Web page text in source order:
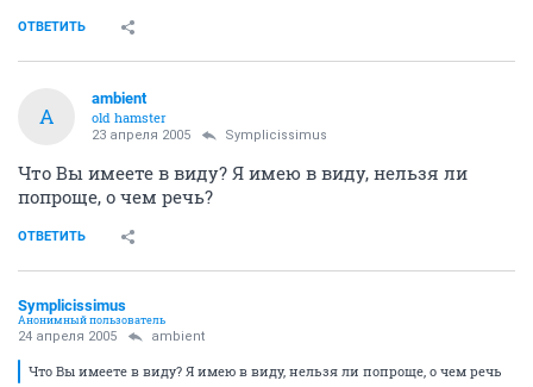
ОТВЕТИТЬ
A
ambient
old hamster
23 апреля 2005 Symplicissimus
Что Вы имеете в виду? Я имею в виду, нельзя ли
попроще, о чем речь?
ОТВЕТИТЬ
Symplicissimus
Анонимный пользователь
24 апреля 2005 ambient
Что Вы имеете в виду? Я имею в виду, нельзя ли попроще, о чем речь